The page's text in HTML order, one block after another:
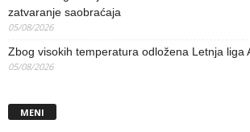
zatvaranje saobraćaja
05/08/2026
Zbog visokih temperatura odložena Letnja liga
05/08/2026
MENI